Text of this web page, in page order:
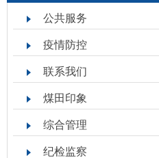
公共服务
疫情防控
联系我们
煤田印象
综合管理
纪检监察